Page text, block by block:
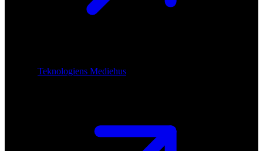
Teknologiens Mediehus